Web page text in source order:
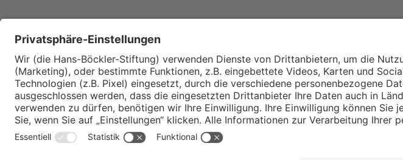
Kontakt
Merkzettel
Impressum
Datenschutz